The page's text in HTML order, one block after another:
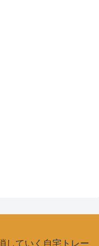
していく自宅トレー